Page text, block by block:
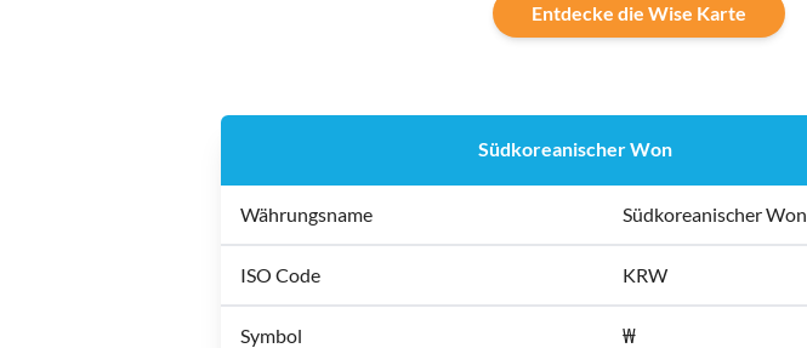
Entdecke die Wise Karte
Südkoreanischer Won
Währungsname Südkoreanischer Won
ISO Code KRW
Symbol ₩